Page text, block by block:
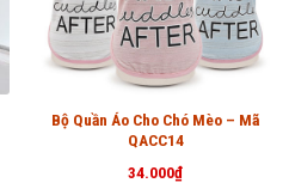
Bộ Quần Áo Cho Chó Mèo – Mã
QACC14
34.000₫